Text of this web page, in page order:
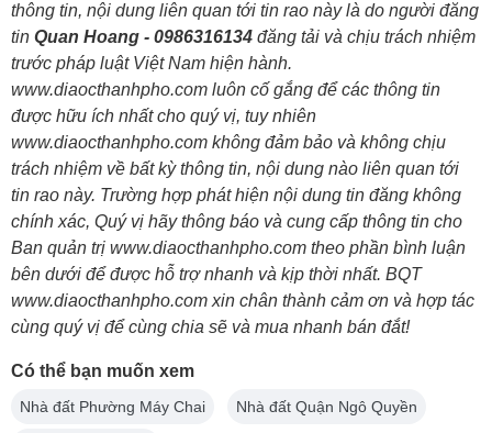
thông tin, nội dung liên quan tới tin rao này là do người đăng
tin Quan Hoang - 0986316134 đăng tải và chịu trách nhiệm
trước pháp luật Việt Nam hiện hành.
www.diaocthanhpho.com luôn cố gắng để các thông tin
được hữu ích nhất cho quý vị, tuy nhiên
www.diaocthanhpho.com không đảm bảo và không chịu
trách nhiệm về bất kỳ thông tin, nội dung nào liên quan tới
tin rao này. Trường hợp phát hiện nội dung tin đăng không
chính xác, Quý vị hãy thông báo và cung cấp thông tin cho
Ban quản trị www.diaocthanhpho.com theo phần bình luận
bên dưới để được hỗ trợ nhanh và kịp thời nhất. BQT
www.diaocthanhpho.com xin chân thành cảm ơn và hợp tác
cùng quý vị để cùng chia sẽ và mua nhanh bán đắt!
Có thể bạn muốn xem
Nhà đất Phường Máy Chai Nhà đất Quận Ngô Quyền